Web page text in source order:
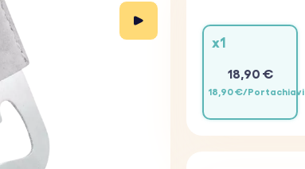
x1
18,90 €
18,90 €/Portachiavi